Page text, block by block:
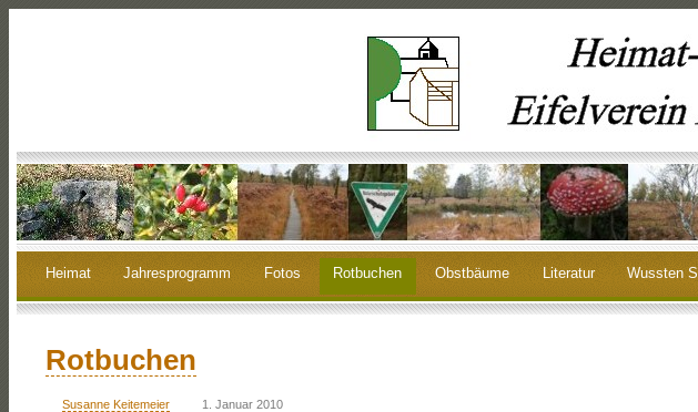
Heimat Jahresprogramm Fotos Rotbuchen Obstbäume Literatur Wussten
Rotbuchen
Susanne Keitemeier 1. Januar 2010